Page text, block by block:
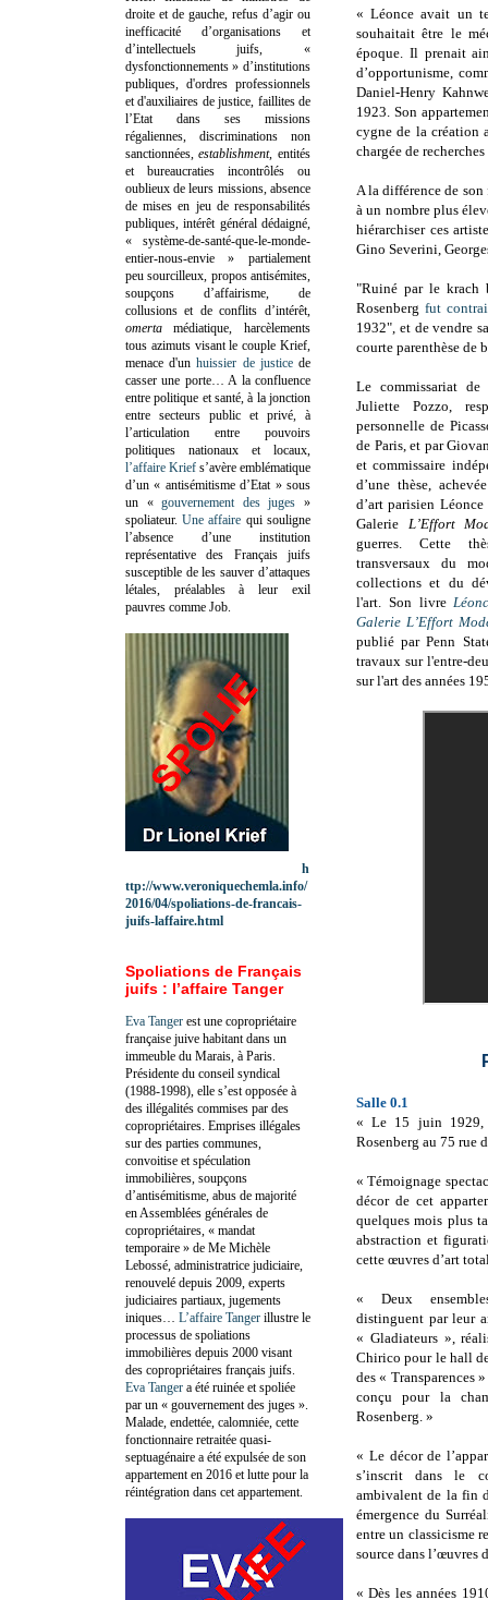
« Léonce avait un
souhaitait être le
époque. Il prenait
d’opportunisme,
Daniel-Henry
1923. Son
cygne de la création
chargée de
A la différence de son
à un nombre plus
hiérarchiser ces
Gino Severini,
"Ruiné par le krach
Rosenbergfut
1932", et de vendre
courte parenthèse de
Le commissariat de
Juliette Pozzo,
personnelle de
de Paris, et par
et commissaire
d’une thèse,
d’art parisien
Galerie L’Effort
guerres. Cette
transversaux du
collections et du
l'art. Son livre
Galerie L’Effort
publié par Penn
travaux sur l'entre-
sur l'art des années
Salle 0.1
« Le 15 juin 1929,
Rosenberg au 75 rue
« Témoignage
décor de cet
quelques mois plus
abstraction et
cette œuvres d’art
« Deux
distinguent par leur
« Gladiateurs »,
Chirico pour le hall
des « Transparences
conçu pour la
Rosenberg. »
« Le décor de
s’inscrit dans le
ambivalent de la fin
émergence du
entre un classicisme
source dans l’œuvres
« Dès les années
droite et de gauche, refus d’agir ou
inefficacité d’organisations et
d’intellectuels juifs, «
dysfonctionnements » d’institutions
publiques, d'ordres professionnels
et d'auxiliaires de justice, faillites de
l’Etat dans ses missions
régaliennes, discriminations non
sanctionnées,establishment, entités
et bureaucraties incontrôlés ou
oublieux de leurs missions, absence
de mises en jeu de responsabilités
publiques, intérêt général dédaigné,
« système-de-santé-que-le-monde-
entier-nous-envie » partialement
peu sourcilleux, propos antisémites,
soupçons d’affairisme, de
collusions et de conflits d’intérêt,
omertamédiatique, harcèlements
tous azimuts visant le couple Krief,
menace d'unhuissier de justicede
casser une porte… A la confluence
entre politique et santé, à la jonction
entre secteurs public et privé, à
l’articulation entre pouvoirs
politiques nationaux et locaux,
l’affaire Krief s’avère emblématique
d’un « antisémitisme d’Etat » sous
un «gouvernement des juges »
spoliateur.Une affaire qui souligne
l’absence d’une institution
représentative des Français juifs
susceptible de les sauver d’attaques
létales, préalables à leur exil
pauvres comme Job.
h
ttp://www.veroniquechemla.info/
2016/04/spoliations-de-francais-
juifs-laffaire.html
Spoliations de Français
juifs : l’affaire Tanger
Eva Tanger est une copropriétaire
française juive habitant dans un
immeuble du Marais, à Paris.
Présidente du conseil syndical
(1988-1998), elle s’est opposée à
des illégalités commises par des
copropriétaires. Emprises illégales
sur des parties communes,
convoitise et spéculation
immobilières, soupçons
d’antisémitisme, abus de majorité
en Assemblées générales de
copropriétaires, « mandat
temporaire » de Me Michèle
Lebossé, administratrice judiciaire,
renouvelé depuis 2009, experts
judiciaires partiaux, jugements
iniques… L’affaire Tanger illustre le
processus de spoliations
immobilières depuis 2000 visant
des copropriétaires français juifs.
Eva Tanger a été ruinée et spoliée
par un « gouvernement des juges ».
Malade, endettée, calomniée, cette
fonctionnaire retraitée quasi-
septuagénaire a été expulsée de son
appartement en 2016 et lutte pour la
réintégration dans cet appartement.